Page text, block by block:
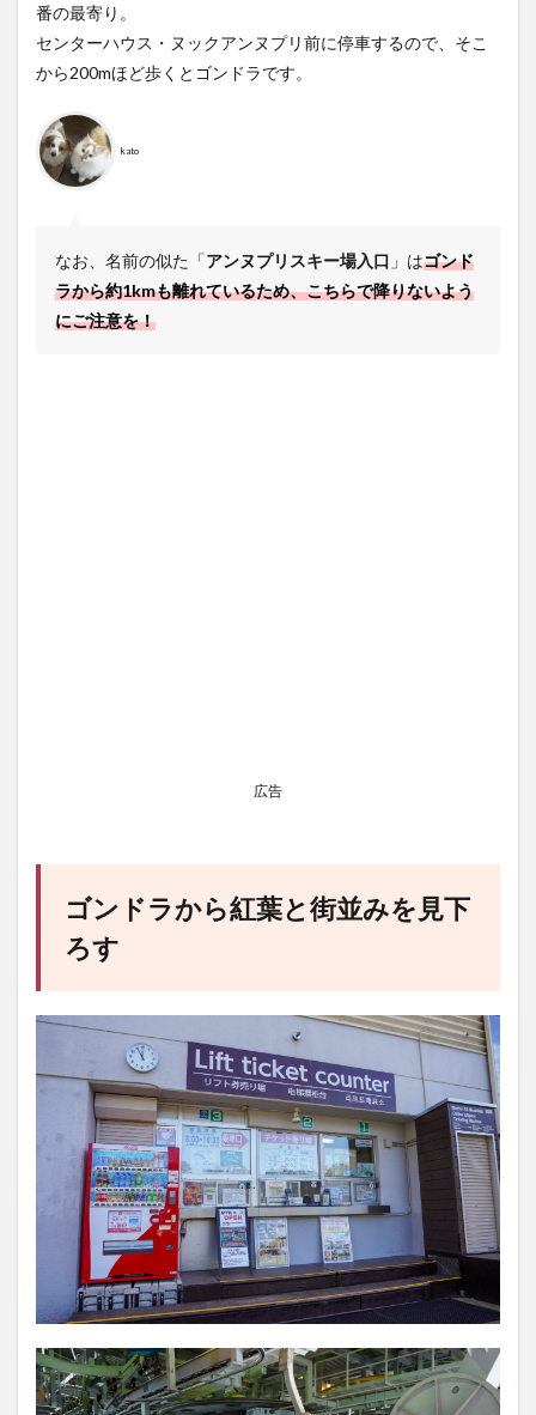
番の最寄り。
センターハウス・ヌックアンヌプリ前に停車するので、そこ
から200mほど歩くとゴンドラです。
kato
なお、名前の似た「アンヌプリスキー場入口 」はゴンド
ラから約1kmも離れているため、こちらで降りないよう
にご注意を！
広告
ゴンドラから紅葉と街並みを見下
ろす